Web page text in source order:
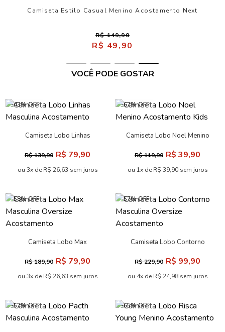
Camiseta Estilo Casual Menino Acostamento Next
R$ 149,90
R$ 49,90
VOCÊ PODE GOSTAR
-43% OFF
Camiseta Lobo Linhas
R$ 139,90 R$ 79,90
ou 3x de R$ 26,63 sem juros
-67% OFF
Camiseta Lobo Noel Menino
R$ 119,90 R$ 39,90
ou 1x de R$ 39,90 sem juros
-58% OFF
Camiseta Lobo Max
Acostamento
R$ 189,90 R$ 79,90
ou 3x de R$ 26,63 sem juros
-57% OFF
Camiseta Lobo Contorno
Acostamento
R$ 229,90 R$ 99,90
ou 4x de R$ 24,98 sem juros
-57% OFF -65% OFF